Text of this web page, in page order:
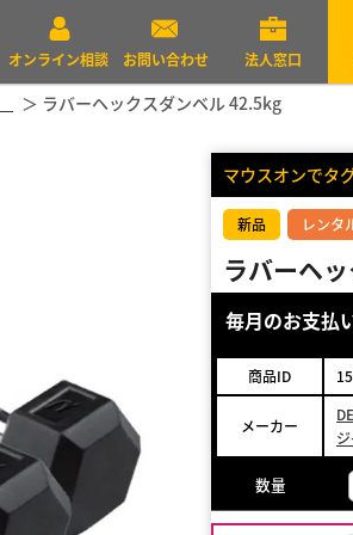
オンライン相談 お問い合わせ 法人窓口
ラバーヘックスダンベル 42.5kg
マウスオンでタ
新品 レンタ
ラバーヘ
毎月のお支払
商品ID
メーカー
ジ
数量